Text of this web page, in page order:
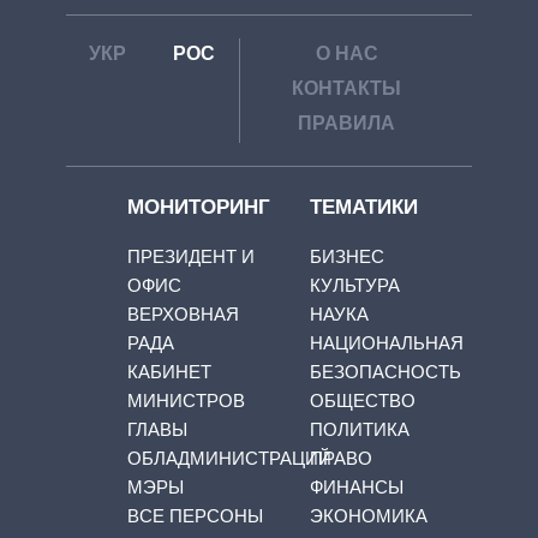
УКР РОС
О НАС
КОНТАКТЫ
ПРАВИЛА
МОНИТОРИНГ
ПРЕЗИДЕНТ И
ОФИС
ВЕРХОВНАЯ
РАДА
КАБИНЕТ
МИНИСТРОВ
ГЛАВЫ
ОБЛАДМИНИСТРАЦИЙ
МЭРЫ
ВСЕ ПЕРСОНЫ
ТЕМАТИКИ
БИЗНЕС
КУЛЬТУРА
НАУКА
НАЦИОНАЛЬНАЯ
БЕЗОПАСНОСТЬ
ОБЩЕСТВО
ПОЛИТИКА
ПРАВО
ФИНАНСЫ
ЭКОНОМИКА